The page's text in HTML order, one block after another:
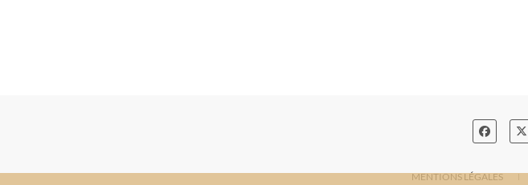
MENTIONS LÉGALES